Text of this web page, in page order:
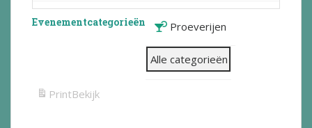
Evenementcategorieën Proeverijen
Alle categorieën
PrintBekijk